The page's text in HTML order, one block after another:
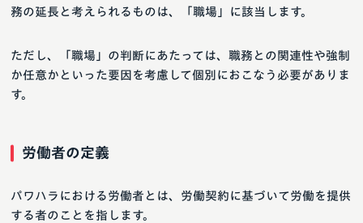
務の延長と考えられるものは、「職場」に該当します。
ただし、「職場」の判断にあたっては、職務との関連性や強制
か任意かといった要因を考慮して個別におこなう必要がありま
す。
労働者の定義
パワハラにおける労働者とは、労働契約に基づいて労働を提供
する者のことを指します。